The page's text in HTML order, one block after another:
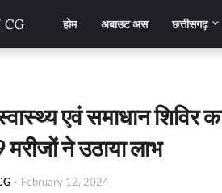
होम अबाउट अस छत्तीसगढ़
एवं समाधान शिविर
ने उठाया लाभ
- February 12, 2024